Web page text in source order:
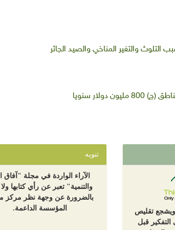
والتغير المناخي والصيد الجائر
سنويا
ويشجع تقليص
التفكير قبل
تنويه
الآراء الواردة في مجلة "آفاق
والتنمية" تعبر عن رأي كتابها ولا
بالضرورة عن وجهة نظر مركز
المؤسسة الداعمة.